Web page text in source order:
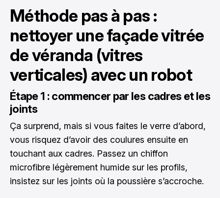
Méthode pas à pas :
nettoyer une façade vitrée
de véranda (vitres
verticales) avec un robot
Étape 1 : commencer par les cadres et les
joints
Ça surprend, mais si vous faites le verre d’abord,
vous risquez d’avoir des coulures ensuite en
touchant aux cadres. Passez un chiffon
microfibre légèrement humide sur les profils,
insistez sur les joints où la poussière s’accroche.